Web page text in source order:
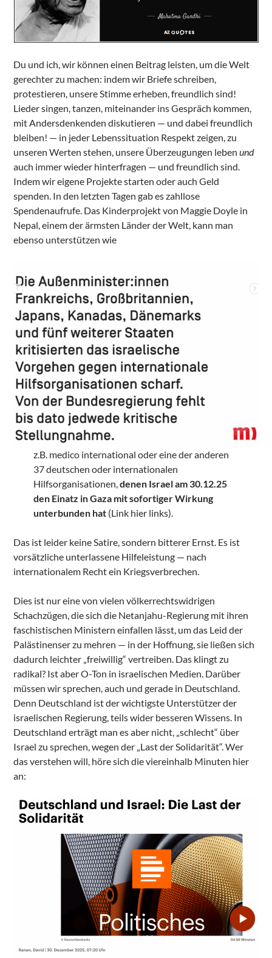
Du und ich, wir können einen Beitrag leisten, um die Welt
gerechter zu machen: indem wir Briefe schreiben,
protestieren, unsere Stimme erheben, freundlich sind!
Lieder singen, tanzen, miteinander ins Gespräch kommen,
mit Andersdenkenden diskutieren — und dabei freundlich
bleiben! — in jeder Lebenssituation Respekt zeigen, zu
unseren Werten stehen, unsere Überzeugungen lebenund
auch immer wieder hinterfragen — und freundlich sind.
Indem wir eigene Projekte starten oder auch Geld
spenden. In den letzten Tagen gab es zahllose
Spendenaufrufe. Das Kinderprojekt von Maggie Doyle in
Nepal, einem der ärmsten Länder der Welt, kann man
ebenso unterstützen wie
z.B. medico international oder eine der anderen
37 deutschen oder internationalen
Hilfsorganisationen, denen Israel am 30.12.25
den Einatz in Gaza mit sofortiger Wirkung
unterbunden hat(Link hier links).
Das ist leider keine Satire, sondern bitterer Ernst. Es ist
vorsätzliche unterlassene Hilfeleistung — nach
internationalem Recht ein Kriegsverbrechen.
Dies ist nur eine von vielen völkerrechtswidrigen
Schachzügen, die sich die Netanjahu-Regierung mit ihren
faschistischen Ministern einfallen lässt, um das Leid der
Palästinenser zu mehren — in der Hoffnung, sie ließen sich
dadurch leichter „freiwillig“ vertreiben. Das klingt zu
radikal? Ist aber O-Ton in israelischen Medien. Darüber
müssen wir sprechen, auch und gerade in Deutschland.
Denn Deutschland ist der wichtigste Unterstützer der
israelischen Regierung, teils wider besseren Wissens. In
Deutschland erträgt man es aber nicht, „schlecht“ über
Israel zu sprechen, wegen der „Last der Solidarität“. Wer
das verstehen will, höre sich die viereinhalb Minuten hier
an: